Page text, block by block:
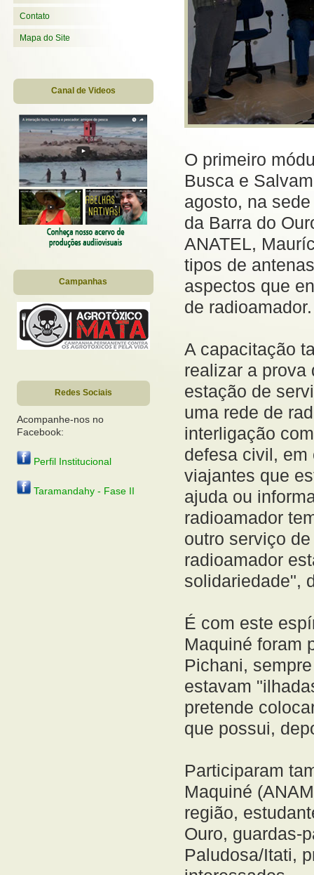
Contato
Mapa do Site
Canal de Videos
Campanhas
Redes Sociais
Acompanhe-nos no
Facebook:
Perfil Institucional
Taramandahy - Fase II
O primeiro
Busca e
agosto, na
da Barra do
ANATEL,
tipos de
aspectos que
de radioamador.
A capacitação
realizar a prova
estação de
uma rede de
interligação
defesa civil, em
viajantes que
ajuda ou
radioamador
outro serviço
radioamador
solidariedade",
É com este
Maquiné foram
Pichani,
estavam
pretende
que possui,
Participaram
Maquiné
região,
Ouro, guardas-
Paludosa/Itati,